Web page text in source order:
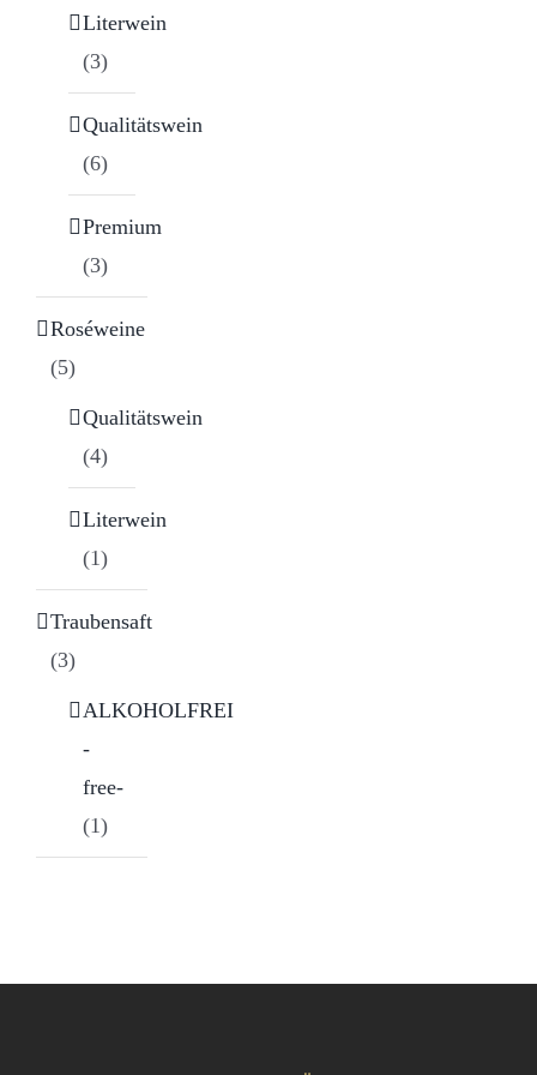
Literwein
(3)
Qualitätswein
(6)
Premium
(3)
Roséweine
(5)
Qualitätswein
(4)
Literwein
(1)
Traubensaft
(3)
ALKOHOLFREI
-
free-
(1)